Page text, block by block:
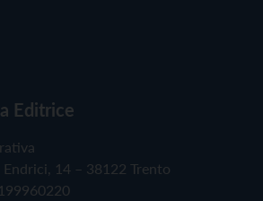
Editrice
14 – 38122 Trento